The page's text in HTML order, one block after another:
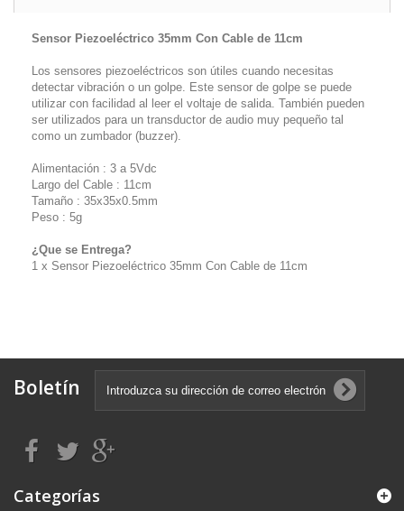
Sensor Piezoeléctrico 35mm Con Cable de 11cm
Los sensores piezoeléctricos son útiles cuando necesitas
detectar vibración o un golpe. Este sensor de golpe se puede
utilizar con facilidad al leer el voltaje de salida. También pueden
ser utilizados para un transductor de audio muy pequeño tal
como un zumbador (buzzer).
Alimentación : 3 a 5Vdc
Largo del Cable : 11cm
Tamaño : 35x35x0.5mm
Peso : 5g
¿Que se Entrega?
1 x Sensor Piezoeléctrico 35mm Con Cable de 11cm
Boletín
Categorías